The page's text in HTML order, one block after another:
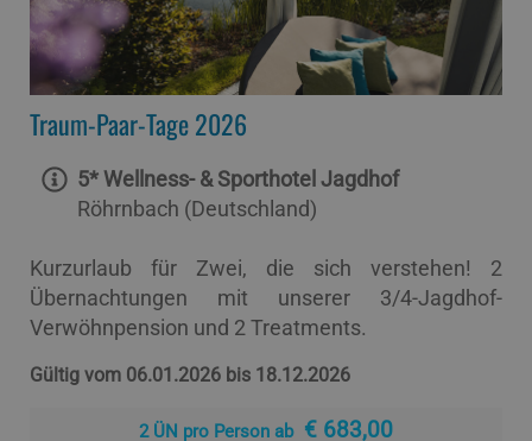
Traum-Paar-Tage 2026
5* Wellness- & Sporthotel Jagdhof
Röhrnbach (Deutschland)
Kurzurlaub für Zwei, die sich verstehen! 2
Übernachtungen mit unserer 3/4-Jagdhof-
Verwöhnpension und 2 Treatments.
Gültig vom 06.01.2026 bis 18.12.2026
2 ÜN pro Person ab € 683,00